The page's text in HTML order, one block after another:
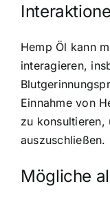
Hemp Öl kann
interagieren,
Einnahme von
zu konsultieren,
auszuschließen.
Mögliche